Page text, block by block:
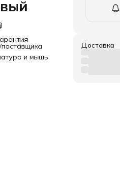
и мышь
Доставка